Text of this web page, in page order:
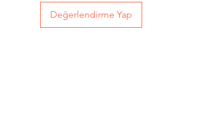
Değerlendirme Yap